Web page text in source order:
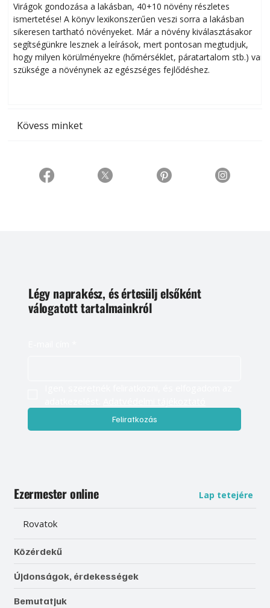
Virágok gondozása a lakásban, 40+10 növény részletes
ismertetése! A könyv lexikonszerűen veszi sorra a lakásban
sikeresen tart­ha­tó növényeket. Már a növény kiválasztásakor
segítségünkre lesznek a leírások, mert pontosan megtudjuk,
hogy milyen körülményekre (hőmérséklet, páratartalom stb.) van
szüksége a növénynek az egészséges fejlődéshez.
Kövess minket
Légy naprakész, és értesülj elsőként
válogatott tartalmainkról
Feliratkozás
Ezermester online Lap tetejére
Rovatok
Közérdekű
Újdonságok, érdekességek
Bemutatjuk